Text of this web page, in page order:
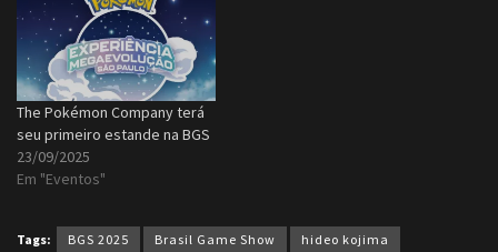
The Pokémon Company terá
seu primeiro estande na BGS
23/09/2025
Em "Eventos"
Tags: BGS 2025 Brasil Game Show hideo kojima